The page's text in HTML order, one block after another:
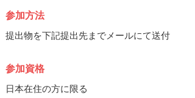
参加方法
提出物を下記提出先までメールにて送付
参加資格
日本在住の方に限る